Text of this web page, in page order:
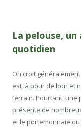
La pelouse,
quotidien
On croit
est là pour de bon et
terrain. Pourtant, une
présente de
et le portemonnaie